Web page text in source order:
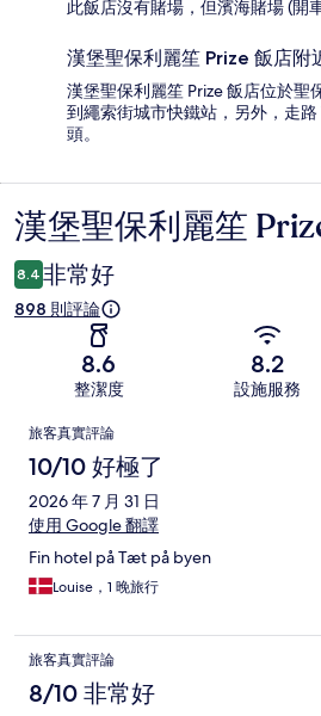
此飯店沒有賭場，但濱海賭場 (開
漢堡聖保利麗笙 Prize 飯店附
漢堡聖保利麗笙 Prize 飯店位於聖
到繩索街城市快鐵站，另外，走
頭。
評
論
漢堡聖保利麗笙
8.4 非常好
898 則評論
8.6
整潔度
8.2
設施服務
評
論
旅客真實評論
10/10 好極了
2026 年 7 月 31 日
使用 Google 翻譯
Fin hotel på Tæt på byen
Louise，1 晚旅行
旅客真實評論
8/10 非常好